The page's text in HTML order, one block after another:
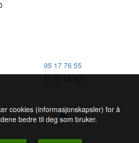
95 17 76 55
cookies (informasjonskapsler) for å
bedre til deg som bruker.